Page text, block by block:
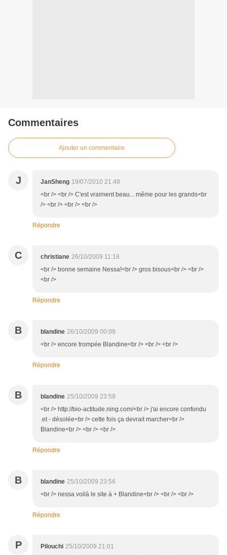
Commentaires
Ajouter un commentaire
J JanSheng 19/07/2010 21:48
<br /> <br /> C'est vraiment beau... même pour les grands<br
/> <br /> <br /> <br />
Répondre
C christiane 26/10/2009 11:18
<br /> bonne semaine Nessa!<br /> gros bisous<br /> <br />
<br />
Répondre
B blandine 26/10/2009 00:09
<br /> encore trompée Blandine<br /> <br /> <br />
Répondre
B blandine 25/10/2009 23:59
<br /> http://bio-actitude.ning.com/<br /> j'ai encore confondu
.et - désolée<br /> cette fois ça devrait marcher<br />
Blandine<br /> <br /> <br />
Répondre
B blandine 25/10/2009 23:56
<br /> nessa voilà le site à + Blandine<br /> <br /> <br />
Répondre
P Pilouchi 25/10/2009 21:01